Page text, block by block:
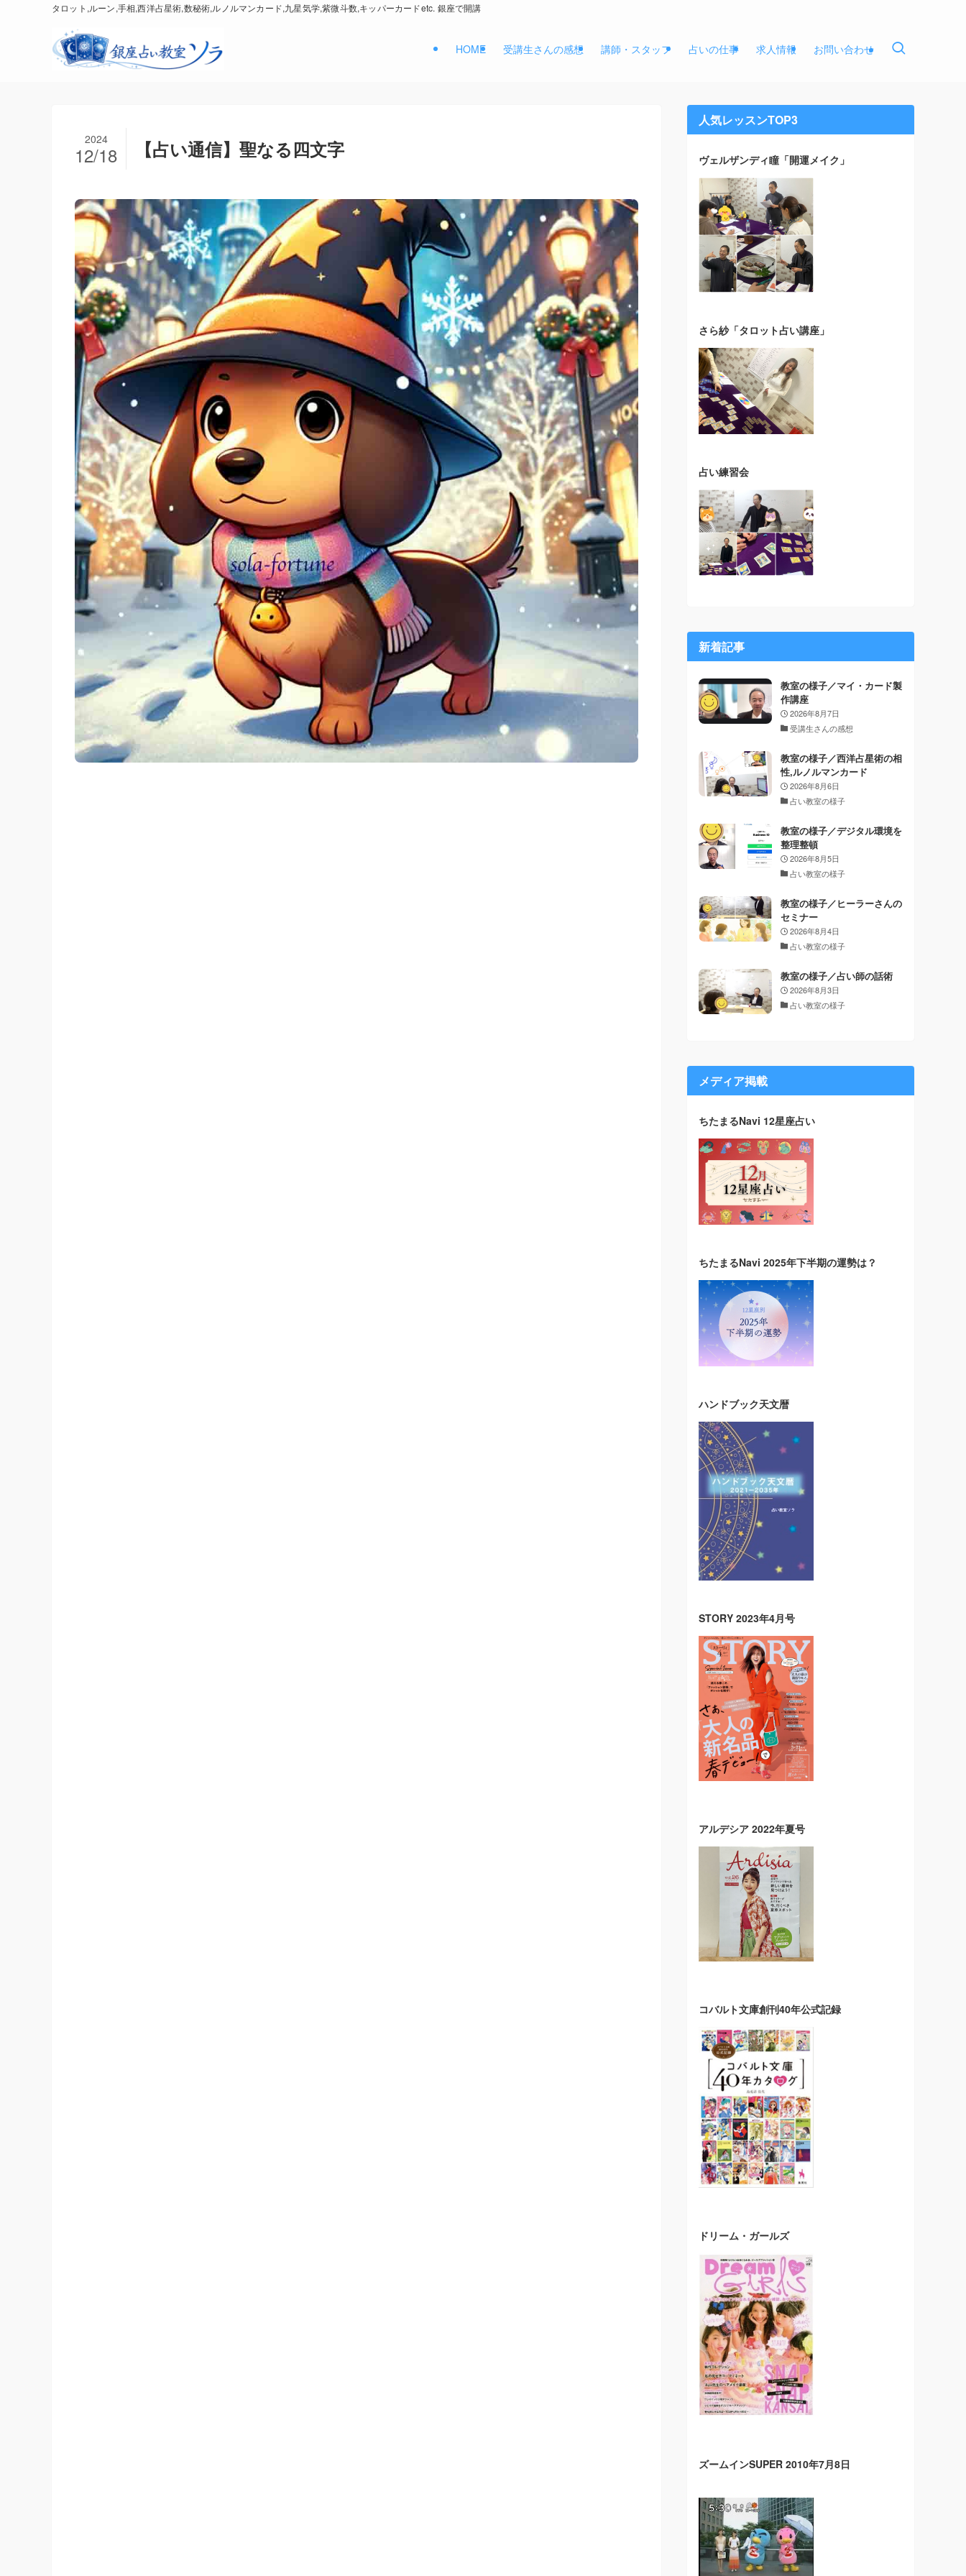
タロット,ルーン,手相,西洋占星術,数秘術,ルノルマンカード,九星気学,紫微斗数,キッパーカードetc. 銀座で開講
HOME 受講生さんの感想 講師・スタッフ 占いの仕事 求人情報 お問い合わせ
【占い通信】聖なる四文字
2024
12/18
人気レッスンTOP3
ヴェルザンディ瞳「開運メイク」
さら紗「タロット占い講座」
占い練習会
新着記事
教室の様子／マイ・カード製
作講座
2026年8月7日
受講生さんの感想
教室の様子／西洋占星術の相
性,ルノルマンカード
2026年8月6日
占い教室の様子
教室の様子／デジタル環境を
整理整頓
2026年8月5日
占い教室の様子
教室の様子／ヒーラーさんの
セミナー
2026年8月4日
占い教室の様子
教室の様子／占い師の話術
2026年8月3日
占い教室の様子
メディア掲載
ちたまるNavi 12星座占い
ちたまるNavi 2025年下半期の運勢は？
ハンドブック天文暦
STORY 2023年4月号
アルデシア 2022年夏号
コバルト文庫創刊40年公式記録
ドリーム・ガールズ
ズームインSUPER 2010年7月8日